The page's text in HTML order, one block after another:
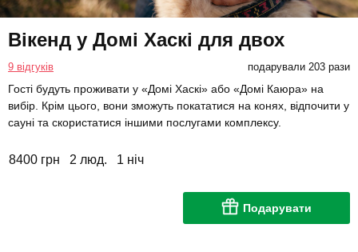
Вікенд у Домі Хаскі для двох
9 відгуків подарували 203 рази
Гості будуть проживати у «Домі Хаскі» або «Домі Каюра» на
вибір. Крім цього, вони зможуть покататися на конях, відпочити у
сауні та скористатися іншими послугами комплексу.
8400 грн 2 люд. 1 ніч
Подарувати